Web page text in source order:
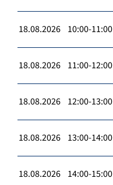
18.08.2026 10:00-11:00
18.08.2026 11:00-12:00
18.08.2026 12:00-13:00
18.08.2026 13:00-14:00
18.08.2026 14:00-15:00